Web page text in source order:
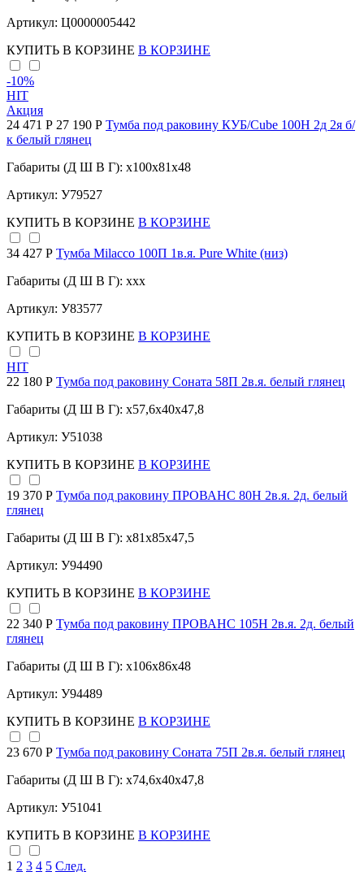
Артикул: Ц0000005442
КУПИТЬ В КОРЗИНЕ В КОРЗИНЕ
-10%
HIT
Акция
24 471 Р 27 190 Р Тумба под раковину КУБ/Cube 100Н 2д 2я б/
к белый глянец
Габариты (Д Ш В Г): x100x81x48
Артикул: У79527
КУПИТЬ В КОРЗИНЕ В КОРЗИНЕ
34 427 Р Тумба Milacco 100П 1в.я. Pure White (низ)
Габариты (Д Ш В Г): xxx
Артикул: У83577
КУПИТЬ В КОРЗИНЕ В КОРЗИНЕ
HIT
22 180 Р Тумба под раковину Соната 58П 2в.я. белый глянец
Габариты (Д Ш В Г): x57,6x40x47,8
Артикул: У51038
КУПИТЬ В КОРЗИНЕ В КОРЗИНЕ
19 370 Р Тумба под раковину ПРОВАНС 80Н 2в.я. 2д. белый
глянец
Габариты (Д Ш В Г): x81x85x47,5
Артикул: У94490
КУПИТЬ В КОРЗИНЕ В КОРЗИНЕ
22 340 Р Тумба под раковину ПРОВАНС 105Н 2в.я. 2д. белый
глянец
Габариты (Д Ш В Г): x106x86x48
Артикул: У94489
КУПИТЬ В КОРЗИНЕ В КОРЗИНЕ
23 670 Р Тумба под раковину Соната 75П 2в.я. белый глянец
Габариты (Д Ш В Г): x74,6x40x47,8
Артикул: У51041
КУПИТЬ В КОРЗИНЕ В КОРЗИНЕ
1 2 3 4 5 След.